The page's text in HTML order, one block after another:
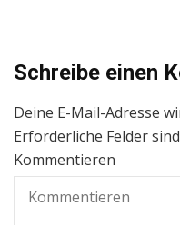
Schreibe einen
Deine E-Mail-Adresse
Erforderliche Felder
Kommentieren